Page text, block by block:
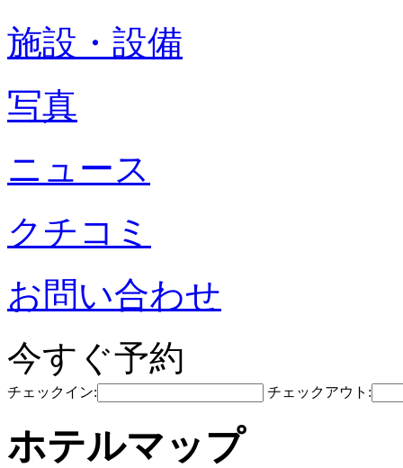
施設・設備
写真
ニュース
クチコミ
お問い合わせ
今すぐ予約
チェックイン: チェックアウト:
ホテルマップ